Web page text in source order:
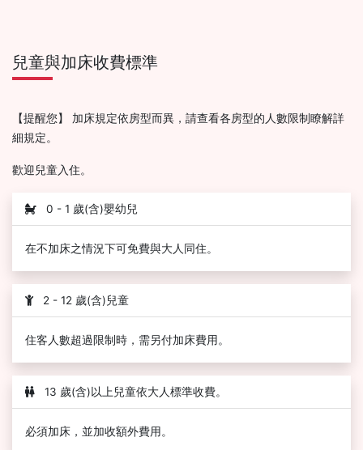
兒童與加床收費標準
【提醒您】 加床規定依房型而異，請查看各房型的人數限制瞭解詳
細規定。
歡迎兒童入住。
0 - 1 歲(含)嬰幼兒
在不加床之情況下可免費與大人同住。
2 - 12 歲(含)兒童
住客人數超過限制時，需另付加床費用。
13 歲(含)以上兒童依大人標準收費。
必須加床，並加收額外費用。